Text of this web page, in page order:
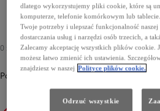
0 zł
Podstawowy Icy White 0 zł
dlatego wykorzystujemy pliki cookie, które są
komputerze, telefonie komórkowym lub
Twoje potrzeby i ulepszać funkcjonalność
dostarczania usług i narzędzi osób trzecich, a
Zalecamy akceptację wszystkich plików cookie.
możesz łatwo zmienić ich ustawienia.
znajdziesz w naszej Polityce plików cookie.
Odrzuć wszystkie